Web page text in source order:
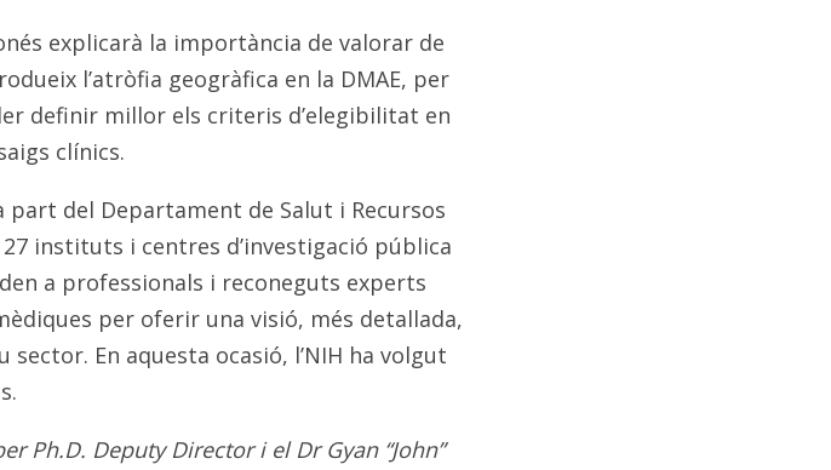
explicarà la importància de valorar de
l’atròfia geogràfica en la DMAE, per
definir millor els criteris d’elegibilitat en
clínics.
del Departament de Salut i Recursos
instituts i centres d’investigació pública
a professionals i reconeguts experts
per oferir una visió, més detallada,
En aquesta ocasió, l’NIH ha volgut
Ph.D. Deputy Director i el Dr Gyan “John”